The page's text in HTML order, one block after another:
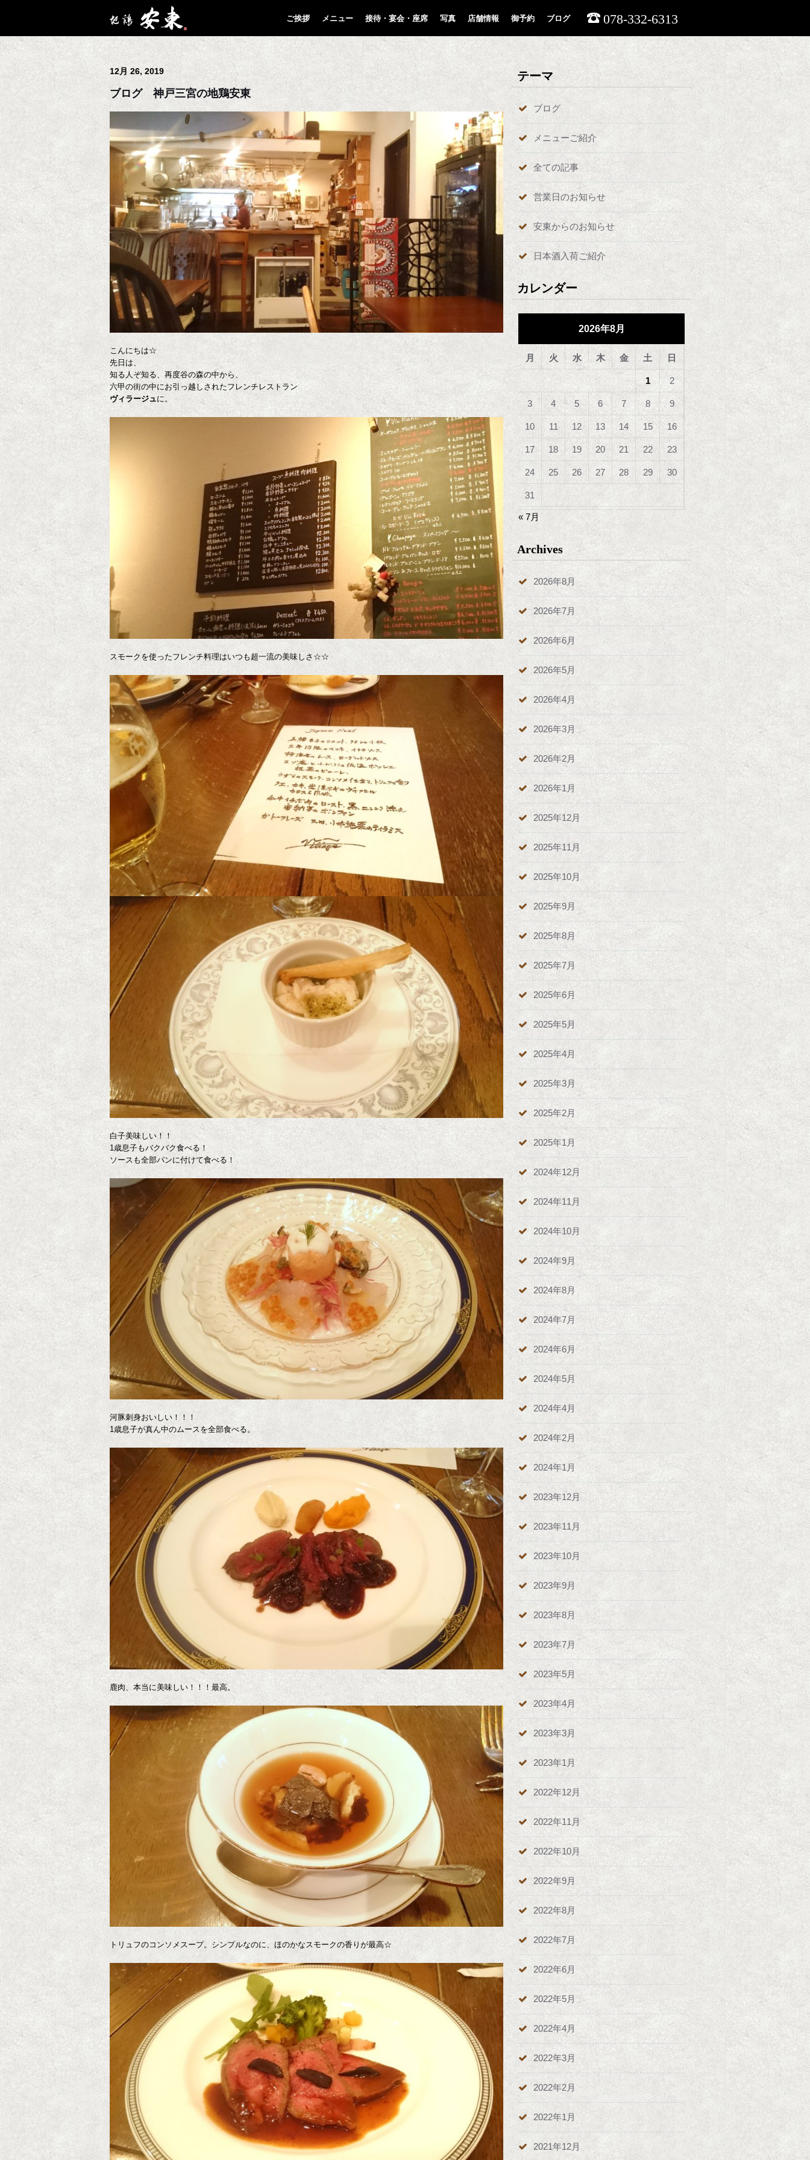
ご挨拶 メニュー 接待・宴会・座席 写真 店舗情報 御予約 ブログ 078-332-6313
12月 26, 2019
ブログ 神戸三宮の地鶏安東
こんにちは☆
先日は、
知る人ぞ知る、再度谷の森の中から、
六甲の街の中にお引っ越しされたフレンチレストラン
ヴィラージュに。
スモークを使ったフレンチ料理はいつも超一流の美味しさ☆☆
白子美味しい！！
1歳息子もバクバク食べる！
ソースも全部パンに付けて食べる！
河豚刺身おいしい！！！
1歳息子が真ん中のムースを全部食べる。
鹿肉、本当に美味しい！！！最高。
トリュフのコンソメスープ。シンプルなのに、ほのかなスモークの香りが最高☆
テーマ
ブログ
メニューご紹介
全ての記事
営業日のお知らせ
安東からのお知らせ
日本酒入荷ご紹介
カレンダー
2026年8月
月 火 水 木 金 土 日
1 2
3 4 5 6 7 8 9
10 11 12 13 14 15 16
17 18 19 20 21 22 23
24 25 26 27 28 29 30
31
« 7月
Archives
2026年8月
2026年7月
2026年6月
2026年5月
2026年4月
2026年3月
2026年2月
2026年1月
2025年12月
2025年11月
2025年10月
2025年9月
2025年8月
2025年7月
2025年6月
2025年5月
2025年4月
2025年3月
2025年2月
2025年1月
2024年12月
2024年11月
2024年10月
2024年9月
2024年8月
2024年7月
2024年6月
2024年5月
2024年4月
2024年2月
2024年1月
2023年12月
2023年11月
2023年10月
2023年9月
2023年8月
2023年7月
2023年5月
2023年4月
2023年3月
2023年1月
2022年12月
2022年11月
2022年10月
2022年9月
2022年8月
2022年7月
2022年6月
2022年5月
2022年4月
2022年3月
2022年2月
2022年1月
2021年12月